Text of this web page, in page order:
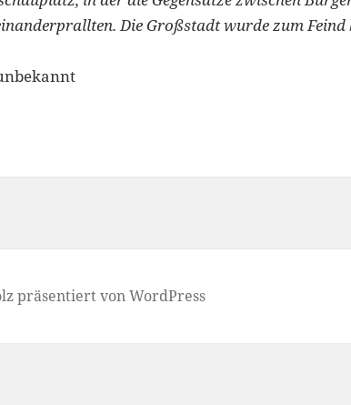
Die Großstadt wurde zum
präsentiert von WordPress